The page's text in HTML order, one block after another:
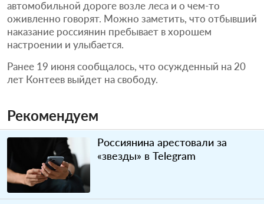
автомобильной дороге возле леса и о чем-то
оживленно говорят. Можно заметить, что отбывший
наказание россиянин пребывает в хорошем
настроении и улыбается.
Ранее 19 июня сообщалось, что осужденный на 20
лет Контеев выйдет на свободу.
Рекомендуем
Россиянина арестовали за
«звезды» в Telegram